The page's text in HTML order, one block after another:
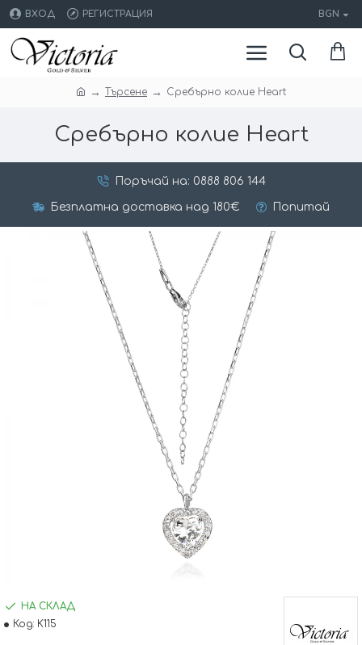
ВХОД РЕГИСТРАЦИЯ BGN
Търсене Сребърно колие Heart
Сребърно колие Heart
Поръчай на: 0888 806 144
Безплатна доставка над 180€ Попитай
НА СКЛАД
Код: K115